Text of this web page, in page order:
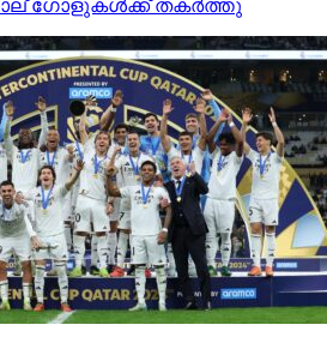
ഗോളുകള്‍ക്ക് തകര്‍ത്തു